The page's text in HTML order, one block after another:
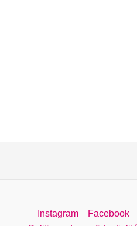
Instagram Facebook